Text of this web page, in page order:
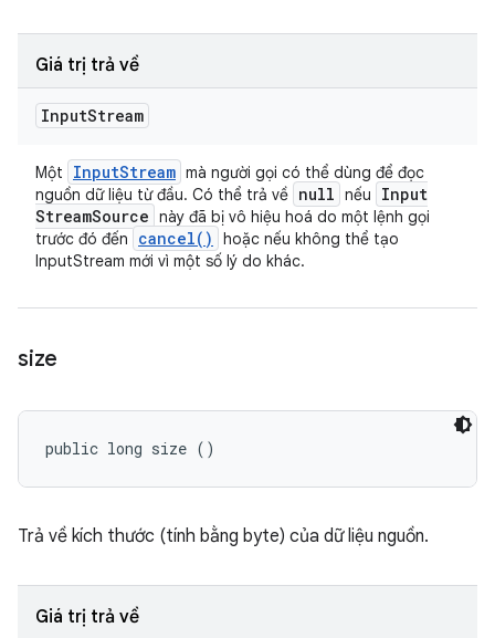
Giá trị trả về
InputStream
Một InputStream mà người gọi có thể dùng để đọc
nguồn dữ liệu từ đầu. Có thể trả về null nếu
Input
StreamSource này đã bị vô hiệu hoá do một lệnh gọi
trước đó đến
cancel( )
hoặc nếu không thể tạo
InputStream mới vì một số lý do khác.
size
public long size ()
Trả về kích thước (tính bằng byte) của dữ liệu nguồn.
Giá trị trả về